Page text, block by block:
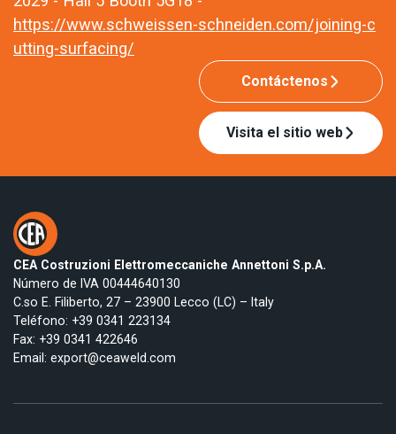
https://www.schweissen-schneiden.com/joining-c
utting-surfacing/
Contáctenos
Visita el sitio web
CEA Costruzioni Elettromeccaniche Annettoni S.p.A.
Número de IVA 00444640130
C.so E. Filiberto, 27 – 23900 Lecco (LC) – Italy
Teléfono: +39 0341 223134
Fax: +39 0341 422646
Email: export@ceaweld.com